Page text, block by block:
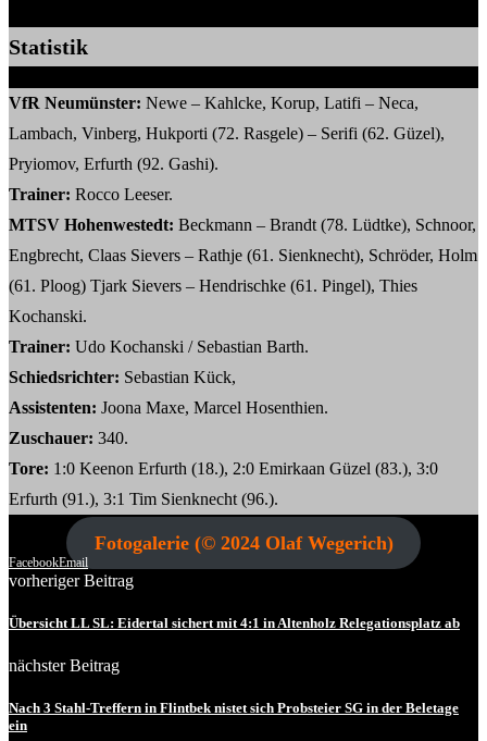
Statistik
VfR Neumünster: Newe – Kahlcke, Korup, Latifi – Neca,
Lambach, Vinberg, Hukporti (72. Rasgele) – Serifi (62. Güzel),
Pryiomov, Erfurth (92. Gashi).
Trainer: Rocco Leeser.
MTSV Hohenwestedt: Beckmann – Brandt (78. Lüdtke), Schnoor,
Engbrecht, Claas Sievers – Rathje (61. Sienknecht), Schröder, Holm
(61. Ploog) Tjark Sievers – Hendrischke (61. Pingel), Thies
Kochanski.
Trainer: Udo Kochanski / Sebastian Barth.
Schiedsrichter: Sebastian Kück,
Assistenten: Joona Maxe, Marcel Hosenthien.
Zuschauer: 340.
Tore: 1:0 Keenon Erfurth (18.), 2:0 Emirkaan Güzel (83.), 3:0
Erfurth (91.), 3:1 Tim Sienknecht (96.).
Fotogalerie (© 2024 Olaf Wegerich)
FacebookEmail
vorheriger Beitrag
Übersicht LL SL: Eidertal sichert mit 4:1 in Altenholz Relegationsplatz ab
nächster Beitrag
Nach 3 Stahl-Treffern in Flintbek nistet sich Probsteier SG in der Beletage
ein